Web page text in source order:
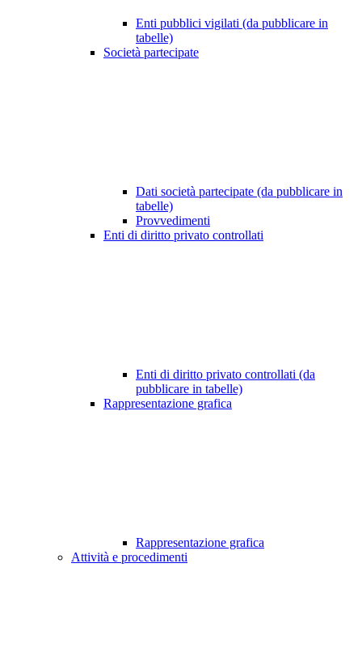
Enti pubblici vigilati (da pubblicare in
tabelle)
Società partecipate
Dati società partecipate (da pubblicare in
tabelle)
Provvedimenti
Enti di diritto privato controllati
Enti di diritto privato controllati (da
pubblicare in tabelle)
Rappresentazione grafica
Rappresentazione grafica
Attività e procedimenti